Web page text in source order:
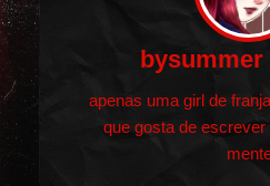
bysummer
apenas uma girl de
que gosta de